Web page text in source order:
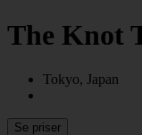
The Knot
Tokyo, Japan
Se priser